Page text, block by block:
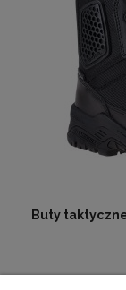
Buty taktyczne